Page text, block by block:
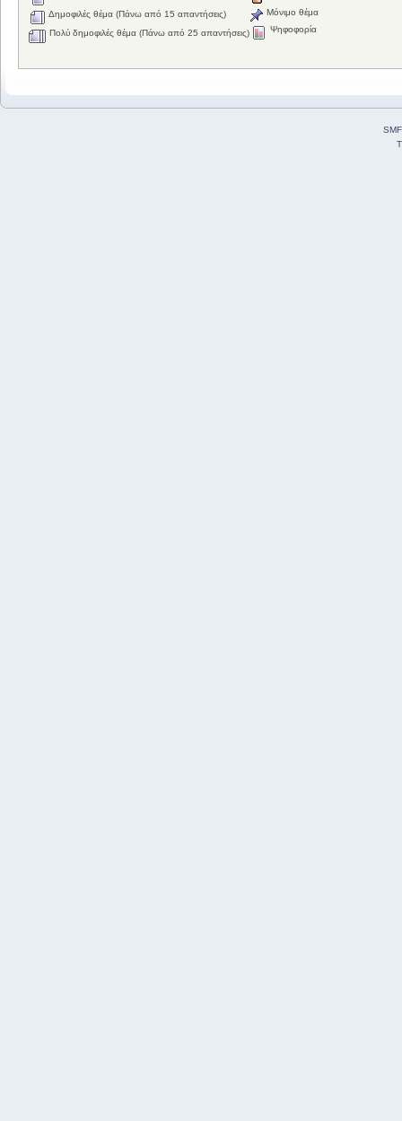
Δημοφιλές θέμα (Πάνω από 15 απαντήσεις)
Πολύ δημοφιλές θέμα (Πάνω από 25 απαντήσεις)
Μόνιμο θέμα
Ψηφοφορία